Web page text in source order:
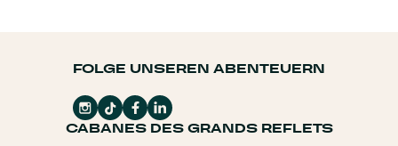
FOLGE UNSEREN ABENTEUERN
CABANES DES GRANDS REFLETS